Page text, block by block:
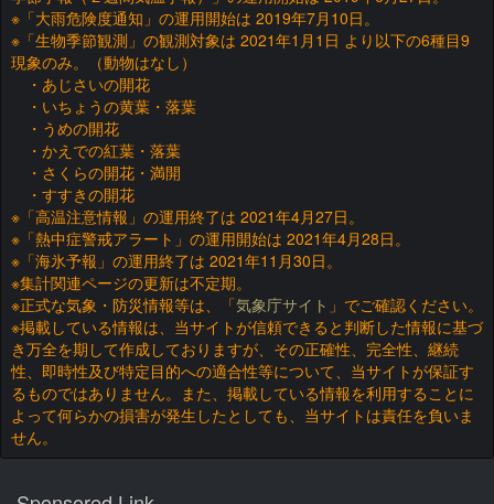
※「大雨危険度通知」の運用開始は 2019年7月10日。
※「生物季節観測」の観測対象は 2021年1月1日 より以下の6種目9
現象のみ。（動物はなし）
・あじさいの開花
・いちょうの黄葉・落葉
・うめの開花
・かえでの紅葉・落葉
・さくらの開花・満開
・すすきの開花
※「高温注意情報」の運用終了は 2021年4月27日。
※「熱中症警戒アラート」の運用開始は 2021年4月28日。
※「海氷予報」の運用終了は 2021年11月30日。
※集計関連ページの更新は不定期。
※正式な気象・防災情報等は、「気象庁サイト 」でご確認ください。
※掲載している情報は、当サイトが信頼できると判断した情報に基づ
き万全を期して作成しておりますが、その正確性、完全性、継続
性、即時性及び特定目的への適合性等について、当サイトが保証す
るものではありません。また、掲載している情報を利用することに
よって何らかの損害が発生したとしても、当サイトは責任を負いま
せん。